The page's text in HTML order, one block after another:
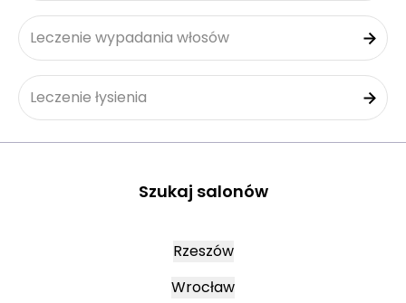
Leczenie wypadania włosów
Leczenie łysienia
Szukaj salonów
Rzeszów
Wrocław